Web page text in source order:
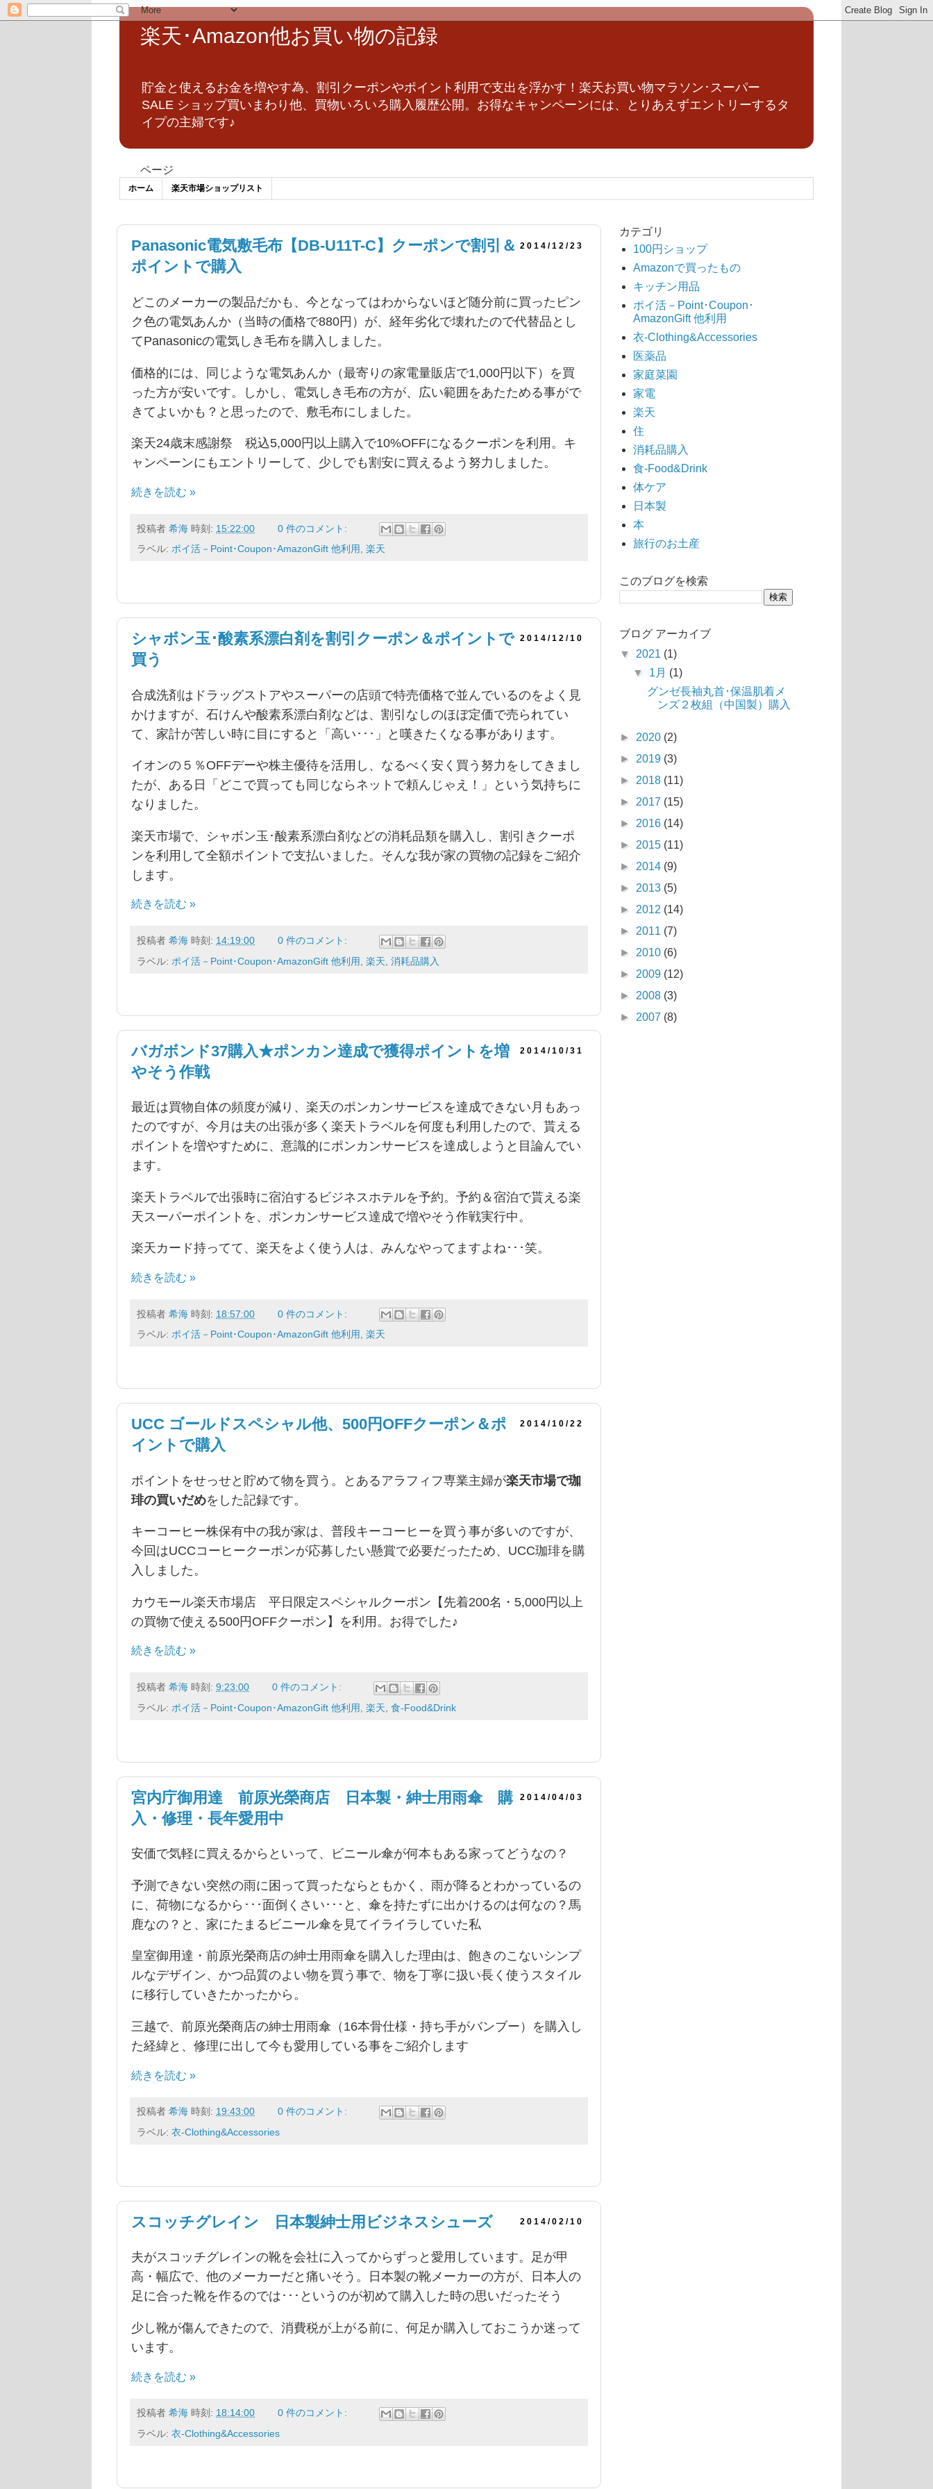
楽天･Amazon他お買い物の記録
貯金と使えるお金を増やす為、割引クーポンやポイント利用で支出を浮かす！楽天お買い物マラソン･スーパー
SALE ショップ買いまわり他、買物いろいろ購入履歴公開。お得なキャンペーンには、とりあえずエントリーするタ
イプの主婦です♪
ページ
ホーム 楽天市場ショップリスト
2014/12/23
Panasonic電気敷毛布【DB-U11T-C】クーポンで割引＆
ポイントで購入
どこのメーカーの製品だかも、今となってはわからないほど随分前に買ったピン
ク色の電気あんか（当時の価格で880円）が、経年劣化で壊れたので代替品とし
てPanasonicの電気しき毛布を購入しました。
価格的には、同じような電気あんか（最寄りの家電量販店で1,000円以下）を買
った方が安いです。しかし、電気しき毛布の方が、広い範囲をあたためる事がで
きてよいかも？と思ったので、敷毛布にしました。
楽天24歳末感謝祭 税込5,000円以上購入で10%OFFになるクーポンを利用。キ
ャンペーンにもエントリーして、少しでも割安に買えるよう努力しました。
続きを読む »
投稿者 希海 時刻: 15:22:00
0 件のコメント:
ラベル: ポイ活－Point･Coupon･AmazonGift 他利用 楽天
2014/12/10
シャボン玉･酸素系漂白剤を割引クーポン＆ポイントで
買う
合成洗剤はドラッグストアやスーパーの店頭で特売価格で並んでいるのをよく見
かけますが、石けんや酸素系漂白剤などは、割引なしのほぼ定価で売られてい
て、家計が苦しい時に目にすると「高い･･･」と嘆きたくなる事があります。
イオンの５％OFFデーや株主優待を活用し、なるべく安く買う努力をしてきまし
たが、ある日「どこで買っても同じならネットで頼んじゃえ！」という気持ちに
なりました。
楽天市場で、シャボン玉･酸素系漂白剤などの消耗品類を購入し、割引きクーポ
ンを利用して全額ポイントで支払いました。そんな我が家の買物の記録をご紹介
します。
続きを読む »
投稿者 希海 時刻: 14:19:00
0 件のコメント:
ラベル: ポイ活－Point･Coupon･AmazonGift 他利用 楽天 消耗品購入
2014/10/31
バガボンド37購入★ポンカン達成で獲得ポイントを増
やそう作戦
最近は買物自体の頻度が減り、楽天のポンカンサービスを達成できない月もあっ
たのですが、今月は夫の出張が多く楽天トラベルを何度も利用したので、貰える
ポイントを増やすために、意識的にポンカンサービスを達成しようと目論んでい
ます。
楽天トラベルで出張時に宿泊するビジネスホテルを予約。予約＆宿泊で貰える楽
天スーパーポイントを、ポンカンサービス達成で増やそう作戦実行中。
楽天カード持ってて、楽天をよく使う人は、みんなやってますよね･･･笑。
続きを読む »
投稿者 希海 時刻: 18:57:00
0 件のコメント:
ラベル: ポイ活－Point･Coupon･AmazonGift 他利用 楽天
2014/10/22
UCC ゴールドスペシャル他、500円OFFクーポン＆ポ
イントで購入
ポイントをせっせと貯めて物を買う。とあるアラフィフ専業主婦が楽天市場で珈
琲の買いだめをした記録です。
キーコーヒー株保有中の我が家は、普段キーコーヒーを買う事が多いのですが、
今回はUCCコーヒークーポンが応募したい懸賞で必要だったため、UCC珈琲を購
入しました。
カウモール楽天市場店 平日限定スペシャルクーポン【先着200名・5,000円以上
の買物で使える500円OFFクーポン】を利用。お得でした♪
続きを読む »
投稿者 希海 時刻: 9:23:00
0 件のコメント:
ラベル: ポイ活－Point･Coupon･AmazonGift 他利用 楽天 食-Food&Drink
2014/04/03
宮内庁御用達 前原光榮商店 日本製・紳士用雨傘 購
入・修理・長年愛用中
安価で気軽に買えるからといって、ビニール傘が何本もある家ってどうなの？
予測できない突然の雨に困って買ったならともかく、雨が降るとわかっているの
に、荷物になるから･･･面倒くさい･･･と、傘を持たずに出かけるのは何なの？馬
鹿なの？と、家にたまるビニール傘を見てイライラしていた私
皇室御用達・前原光榮商店の紳士用雨傘を購入した理由は、飽きのこないシンプ
ルなデザイン、かつ品質のよい物を買う事で、物を丁寧に扱い長く使うスタイル
に移行していきたかったから。
三越で、前原光榮商店の紳士用雨傘（16本骨仕様・持ち手がバンブー）を購入し
た経緯と、修理に出して今も愛用している事をご紹介します
続きを読む »
投稿者 希海 時刻: 19:43:00
0 件のコメント:
ラベル: 衣-Clothing&Accessories
2014/02/10
スコッチグレイン 日本製紳士用ビジネスシューズ
夫がスコッチグレインの靴を会社に入ってからずっと愛用しています。足が甲
高・幅広で、他のメーカーだと痛いそう。日本製の靴メーカーの方が、日本人の
足に合った靴を作るのでは･･･というのが初めて購入した時の思いだったそう
少し靴が傷んできたので、消費税が上がる前に、何足か購入しておこうか迷って
います。
続きを読む »
投稿者 希海 時刻: 18:14:00
0 件のコメント:
ラベル: 衣-Clothing&Accessories
カテゴリ
100円ショップ
Amazonで買ったもの
キッチン用品
ポイ活－Point･Coupon･
AmazonGift 他利用
衣-Clothing&Accessories
医薬品
家庭菜園
家電
楽天
住
消耗品購入
食-Food&Drink
体ケア
日本製
本
旅行のお土産
このブログを検索
ブログ アーカイブ
▼ 2021 (1)
▼ 1月 (1)
グンゼ長袖丸首･保温肌着メ
ンズ２枚組（中国製）購入
► 2020 (2)
► 2019 (3)
► 2018 (11)
► 2017 (15)
► 2016 (14)
► 2015 (11)
► 2014 (9)
► 2013 (5)
► 2012 (14)
► 2011 (7)
► 2010 (6)
► 2009 (12)
► 2008 (3)
► 2007 (8)